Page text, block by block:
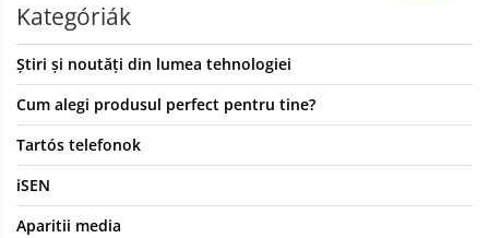
Kategóriák
Știri și noutăți din lumea tehnologiei
Cum alegi produsul perfect pentru tine?
Tartós telefonok
iSEN
Aparitii media